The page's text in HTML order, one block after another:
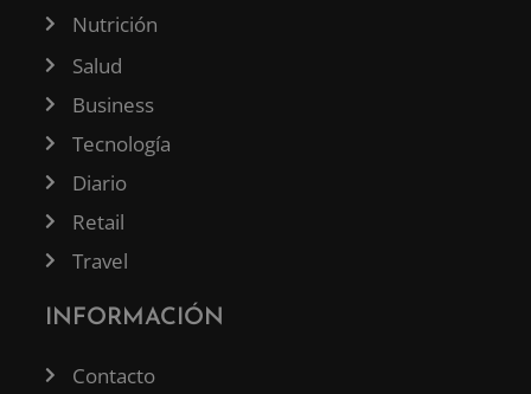
Nutrición
Salud
Business
Tecnología
Diario
Retail
Travel
INFORMACIÓN
Contacto